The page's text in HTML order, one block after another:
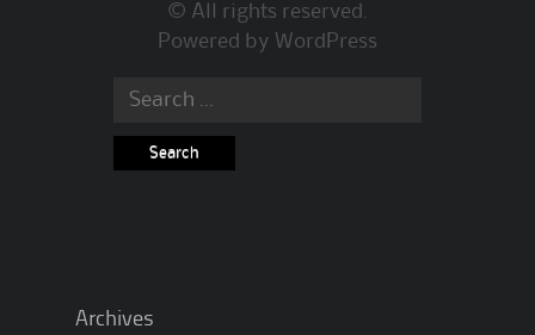
© All rights reserved.
Powered by WordPress
Search
Archives